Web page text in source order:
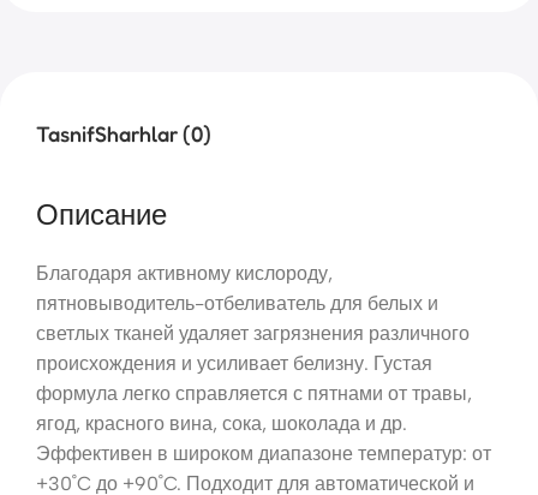
TasnifSharhlar (0)
Описание
Благодаря активному кислороду,
пятновыводитель-отбеливатель для белых и
светлых тканей удаляет загрязнения различного
происхождения и усиливает белизну. Густая
формула легко справляется с пятнами от травы,
ягод, красного вина, сока, шоколада и др.
Эффективен в широком диапазоне температур: от
+30˚C до +90˚C. Подходит для автоматической и